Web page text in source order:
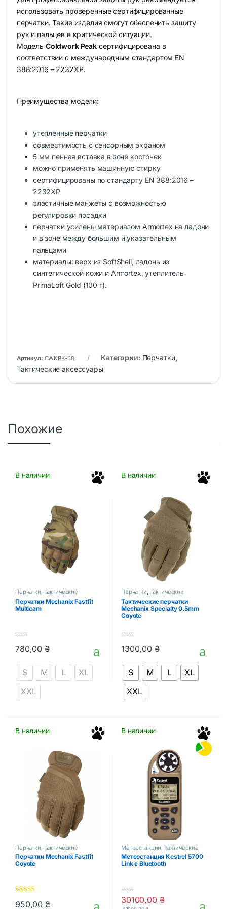
использовать проверенные сертифицированные
перчатки. Такие изделия смогут обеспечить защиту
рук и пальцев в критической ситуации.
Модель Coldwork Peak сертифицирована в
соответствии с международным стандартом EN
388:2016 – 2232XP.
Преимущества модели:
утепленные перчатки
совместимость с сенсорным экраном
5 мм пенная вставка в зоне косточек
можно применять машинную стирку
сертифицированы по стандарту EN 388:2016 –
2232XP
эластичные манжеты с возможностью
регулировки посадки
перчатки усилены материалом Armortex на ладони
и в зоне между большим и указательным
пальцами
материалы: верх из SoftShell, ладонь из
синтетической кожи и Armortex, утеплитель
PrimaLoft Gold (100 г).
Артикул: CWKPK-58 Категории: Перчатки,
Тактические аксессуары
Похожие
В наличии
Перчатки, Тактические
аксессуары
Перчатки Mechanix Fastfit
Мulticam
o
t
f
5
780,00₴
Этот товар имеет несколько вариаций. Опции можно
S M L
XL
XXL
В наличии
Перчатки, Тактические
аксессуары
Тактические перчатки
Mechanix Specialty 0.5mm
Coyote
o
t
f
5
1300,00 ₴
Этот товар имеет несколько
S M L
XL
XXL
В наличии
Перчатки, Тактические
аксессуары
Перчатки Mechanix Fastfit
Coyote
950,00₴
В наличии
Метеостанции,Тактические
аксессуары
Метеостанция Kestrel 5700
Link с Bluetooth
0
o
30100,00 ₴